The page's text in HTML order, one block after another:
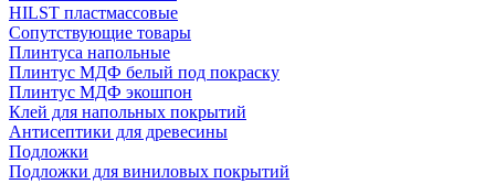
HILST пластмассовые
Сопутствующие товары
Плинтуса напольные
Плинтус МДФ белый под покраску
Плинтус МДФ экошпон
Клей для напольных покрытий
Антисептики для древесины
Подложки
Подложки для виниловых покрытий